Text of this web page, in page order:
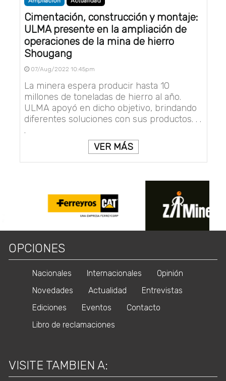
Cimentación, construcción y montaje:
ULMA presente en la ampliación de
operaciones de la mina de hierro
Shougang
07/Aug/2022 10:45pm
La minera espera producir hasta 10
millones de toneladas de hierro al año.
ULMA apoyó en dicho objetivo, brindando
diferentes soluciones con sus productos. . .
.
VER MÁS
OPCIONES
Nacionales Internacionales
Opinión
Novedades
Actualidad
Entrevistas
Ediciones
Eventos
Contacto
Libro de reclamaciones
VISITE TAMBIEN A: